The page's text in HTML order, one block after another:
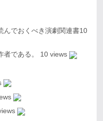
んでおくべき演劇関連書10
者である。
10 views